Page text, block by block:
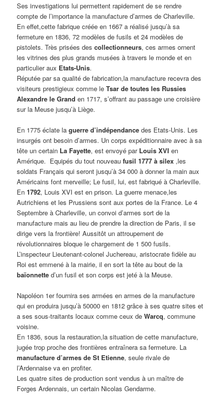
Ses investigations lui permettent rapidement de se rendre
compte de l’importance la manufacture d’armes de Charleville.
En effet,cette fabrique créée en 1667 a réalisé jusqu’à sa
fermeture en 1836, 72 modèles de fusils et 24 modèles de
pistolets. Très prisées descollectionneurs, ces armes ornent
les vitrines des plus grands musées à travers le monde et en
particulier aux Etats-Unis.
Réputée par sa qualité de fabrication,la manufacture recevra des
visiteurs prestigieux comme leTsar de toutes les Russies
Alexandre le Grand en 1717, s’offrant au passage une croisière
sur la Meuse jusqu’à Liège.
En 1775 éclate laguerre d’indépendance des Etats-Unis. Les
insurgés ont besoin d’armes. Un corps expéditionnaire avec à sa
tête un certain La Fayette, est envoyé par Louis XVI en
Amérique. Equipés du tout nouveaufusil 1777 à silex ,les
soldats Français qui seront jusqu’à 34 000 à donner la main aux
Américains font merveille; Le fusil, lui, est fabriqué à Charleville.
En1792, Louis XVI est en prison. La guerre menace,les
Autrichiens et les Prussiens sont aux portes de la France. Le 4
Septembre à Charleville, un convoi d’armes sort de la
manufacture mais au lieu de prendre la direction de Paris, il se
dirige vers la frontière! Aussitôt un attroupement de
révolutionnaires bloque le chargement de 1 500 fusils.
L’inspecteur Lieutenant-colonel Juchereau, aristocrate fidèle au
Roi est emmené à la mairie, il en sort la tête au bout de la
baïonnette d’un fusil et son corps est jeté à la Meuse.
Napoléon 1er fournira ses armées en armes de la manufacture
qui en produira jusqu’à 50000 en 1812 grâce à ses quatre sites et
a ses sous-traitants locaux comme ceux deWarcq, commune
voisine.
En 1836, sous la restauration,la situation de cette manufacture,
jugée trop proche des frontières entraînera sa fermeture. La
manufacture d’armes de St Etienne, seule rivale de
l’Ardennaise va en profiter.
Les quatre sites de production sont vendus à un maître de
Forges Ardennais, un certain Nicolas Gendarme.